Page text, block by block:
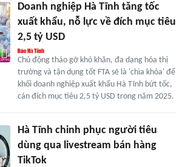
Doanh nghiệp Hà Tĩnh tăng tốc
xuất khẩu, nỗ lực về đích mục tiêu
2,5 tỷ USD
Chủ động tháo gỡ khó khăn, đa dạng hóa thị
trường và tận dụng tốt FTA sẽ là 'chìa khóa' để
khối doanh nghiệp xuất khẩu Hà Tĩnh bứt tốc,
cán đích mục tiêu 2,5 tỷ USD trong năm 2025.
Hà Tĩnh chinh phục người tiêu
dùng qua livestream bán hàng
TikTok